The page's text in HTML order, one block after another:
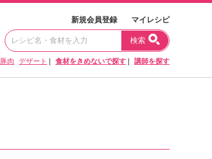
新規会員登録 マイレシピ
検索
豚肉 デザート 食材をきめないで探す 講師を探す